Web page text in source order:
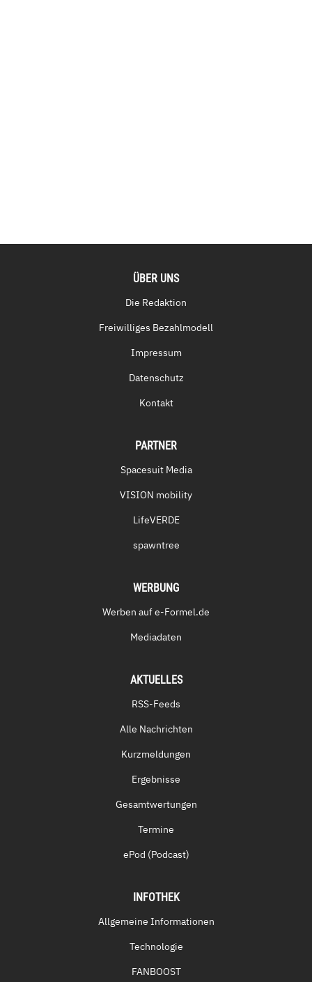
ÜBER UNS
Die Redaktion
Freiwilliges Bezahlmodell
Impressum
Datenschutz
Kontakt
PARTNER
Spacesuit Media
VISION mobility
LifeVERDE
spawntree
WERBUNG
Werben auf e-Formel.de
Mediadaten
AKTUELLES
RSS-Feeds
Alle Nachrichten
Kurzmeldungen
Ergebnisse
Gesamtwertungen
Termine
ePod (Podcast)
INFOTHEK
Allgemeine Informationen
Technologie
FANBOOST